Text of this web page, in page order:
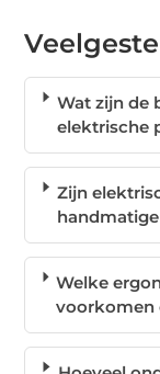
Wat zijn de
elektrische
Zijn
Welke
voorkomen